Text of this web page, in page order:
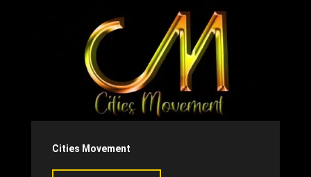
Cities Movement